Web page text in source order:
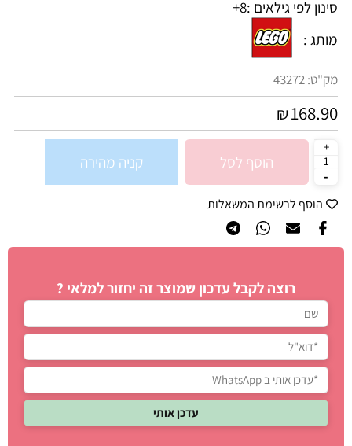
סינון לפי גילאים :8+
מותג :
מק"ט:43272
₪168.90
הוסף לסל קניה מהירה
הוסף לרשימת המשאלות
רוצה לקבל עדכון שמוצר זה יחזור למלאי ?